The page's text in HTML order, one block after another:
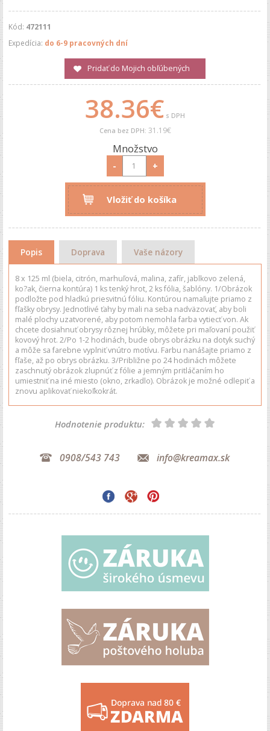
Kód: 472111
Expedícia: do 6-9 pracovných dní
Pridať do Mojich obľúbených
38.36€ s DPH
Cena bez DPH: 31.19€
Množstvo
- +
Vložiť do košíka
Popis Doprava Vaše názory
8 x 125 ml (biela, citrón, marhuľová, malina, zafír, jablkovo zelená,
ko?ak, čierna kontúra) 1 ks tenký hrot, 2 ks fólia, šablóny. 1/Obrázok
podložte pod hladkú priesvitnú fóliu. Kontúrou namaľujte priamo z
fľašky obrysy. Jednotlivé ťahy by mali na seba nadväzovať, aby boli
malé plochy uzatvorené, aby potom nemohla farba vytiecť von. Ak
chcete dosiahnuť obrysy rôznej hrúbky, môžete pri maľovaní použiť
kovový hrot. 2/Po 1-2 hodinách, bude obrys obrázku na dotyk suchý
a môže sa farebne vyplniť vnútro motívu. Farbu nanášajte priamo z
fľaše, až po obrys obrázku. 3/Približne po 24 hodinách môžete
zaschnutý obrázok zlupnúť z fólie a jemným pritláčaním ho
umiestniť na iné miesto (okno, zrkadlo). Obrázok je možné odlepiť a
znovu aplikovať niekoľkokrát.
Hodnotenie produktu:
0908/543 743 info@kreamax.sk